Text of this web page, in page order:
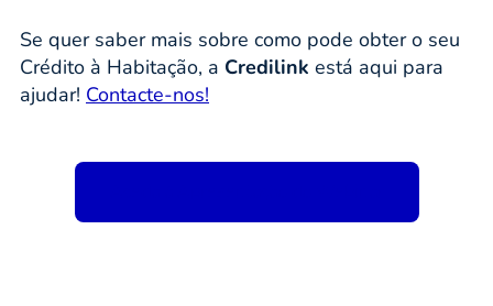
Se quer saber mais sobre como pode obter o seu
Crédito à Habitação, a Credilink está aqui para
ajudar! Contacte-nos!